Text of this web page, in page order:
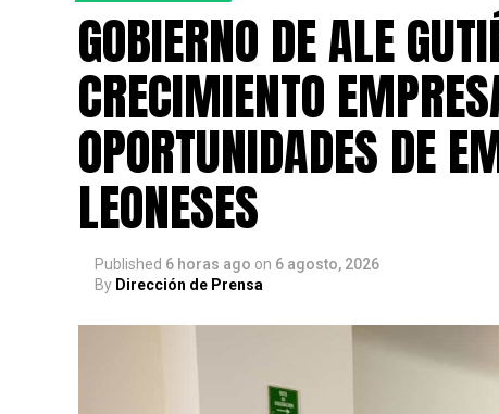
GOBIERNO DE ALE
CRECIMIENTO
OPORTUNIDADES DE
LEONESES
Published 6 horas ago on 6 agosto, 2026
By Dirección de Prensa